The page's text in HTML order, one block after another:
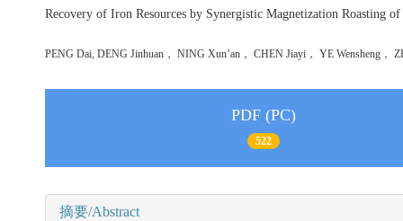
Recovery of Iron Resources by Synergistic Magnetization Roasting
PENG Dai, DENG Jinhuan， NING Xun’an， CHEN Jiayi， YE Wensheng
PDF (PC)
522
摘要/Abstract